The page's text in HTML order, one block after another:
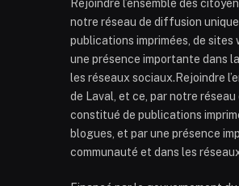
Rejoindre l’ensemble des
notre réseau de diffusion
publications imprimées, de sites
une présence importante dans
les réseaux sociaux.Rejoindre
de Laval, et ce, par notre
constitué de publications
blogues, et par une présence
communauté et dans les